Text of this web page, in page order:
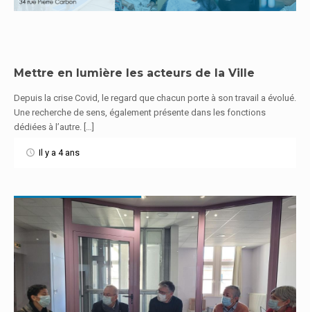
En savoir plus
Mettre en lumière les acteurs de la Ville
Depuis la crise Covid, le regard que chacun porte à son travail a évolué.
Une recherche de sens, également présente dans les fonctions
dédiées à l’autre. […]
Il y a 4 ans